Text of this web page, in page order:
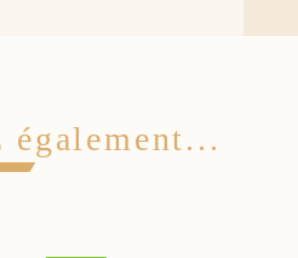
également...